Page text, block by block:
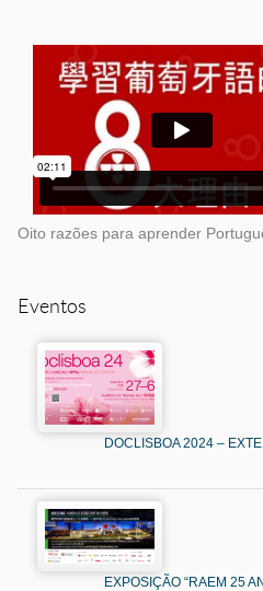
Oito razões para aprender
Eventos
DOCLISBOA 2024 –
EXPOSIÇÃO “RAEM 25